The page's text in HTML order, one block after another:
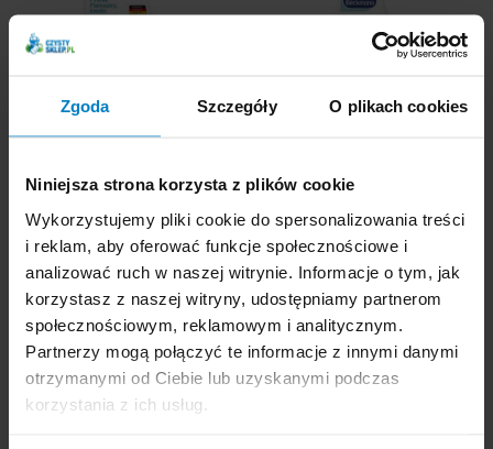
Zgoda Szczegóły O plikach cookies
Niniejsza strona korzysta z plików cookie
Wykorzystujemy pliki cookie do spersonalizowania treści
i reklam, aby oferować funkcje społecznościowe i
analizować ruch w naszej witrynie. Informacje o tym, jak
korzystasz z naszej witryny, udostępniamy partnerom
społecznościowym, reklamowym i analitycznym.
Partnerzy mogą połączyć te informacje z innymi danymi
otrzymanymi od Ciebie lub uzyskanymi podczas
korzystania z ich usług.
PLN
193,20 zł/l
- + KUPUJĘ
- +